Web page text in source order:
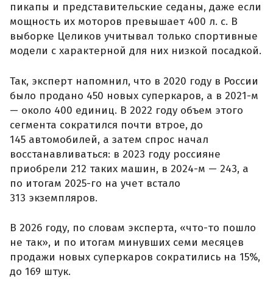
пикапы и представительские седаны, даже если
мощность их моторов превышает 400 л. с. В
выборке Целиков учитывал только спортивные
модели с характерной для них низкой посадкой.
Так, эксперт напомнил, что в 2020 году в России
было продано 450 новых суперкаров, а в 2021-м
— около 400 единиц. В 2022 году объем этого
сегмента сократился почти втрое, до
145 автомобилей, а затем спрос начал
восстанавливаться: в 2023 году россияне
приобрели 212 таких машин, в 2024-м — 243, а
по итогам 2025-го на учет встало
313 экземпляров.
В 2026 году, по словам эксперта, «что-то пошло
не так», и по итогам минувших семи месяцев
продажи новых суперкаров сократились на 15%,
до 169 штук.